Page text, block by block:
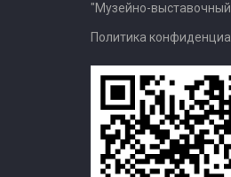
"Музейно-выставочный
Политика